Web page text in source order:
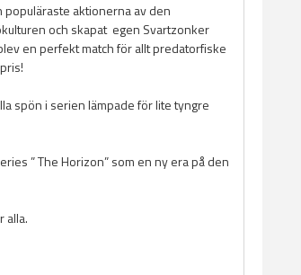
populäraste aktionerna av den
och skapat egen Svartzonker
en perfekt match för allt predatorfiske
spön i serien lämpade för lite tyngre
” The Horizon” som en ny era på den
alla.